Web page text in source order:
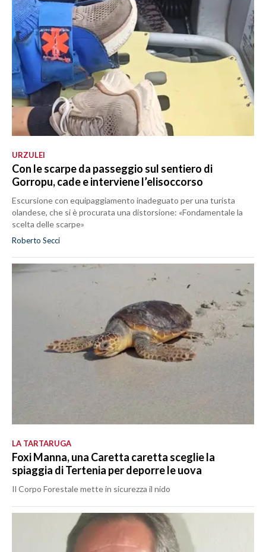
URZULEI
Con le scarpe da passeggio sul sentiero di
Gorropu, cade e interviene l’elisoccorso
Escursione con equipaggiamento inadeguato per una turista
olandese, che si è procurata una distorsione: «Fondamentale la
scelta delle scarpe»
Roberto Secci
LA TARTARUGA
Foxi Manna, una Caretta caretta sceglie la
spiaggia di Tertenia per deporre le uova
Il Corpo Forestale mette in sicurezza il nido